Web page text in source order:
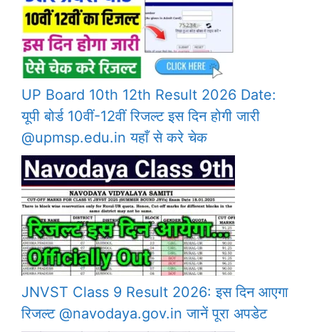
UP Board 10th 12th Result 2026 Date:
यूपी बोर्ड 10वीं-12वीं रिजल्ट इस दिन होगी जारी
@upmsp.edu.in यहाँ से करे चेक
JNVST Class 9 Result 2026: इस दिन आएगा
रिजल्ट @navodaya.gov.in जानें पूरा अपडेट